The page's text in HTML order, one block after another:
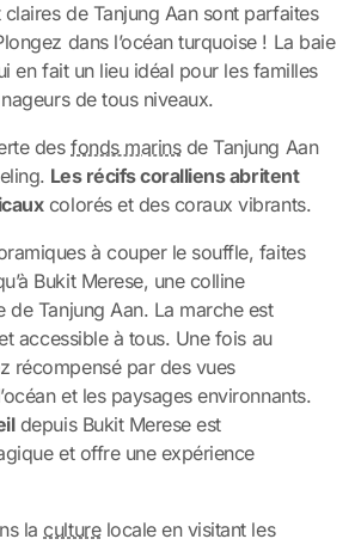
de Tanjung Aan sont parfaites
dans l’océan turquoise ! La baie
en fait un lieu idéal pour les familles
de tous niveaux.
desfonds marinsde Tanjung Aan
Les récifs coralliens abritent
colorés et des coraux vibrants.
à couper le souffle, faites
Bukit Merese, une colline
de Tanjung Aan. La marche est
accessible à tous. Une fois au
récompensé par des vues
et les paysages environnants.
depuis Bukit Merese est
et offre une expérience
laculturelocale en visitant les